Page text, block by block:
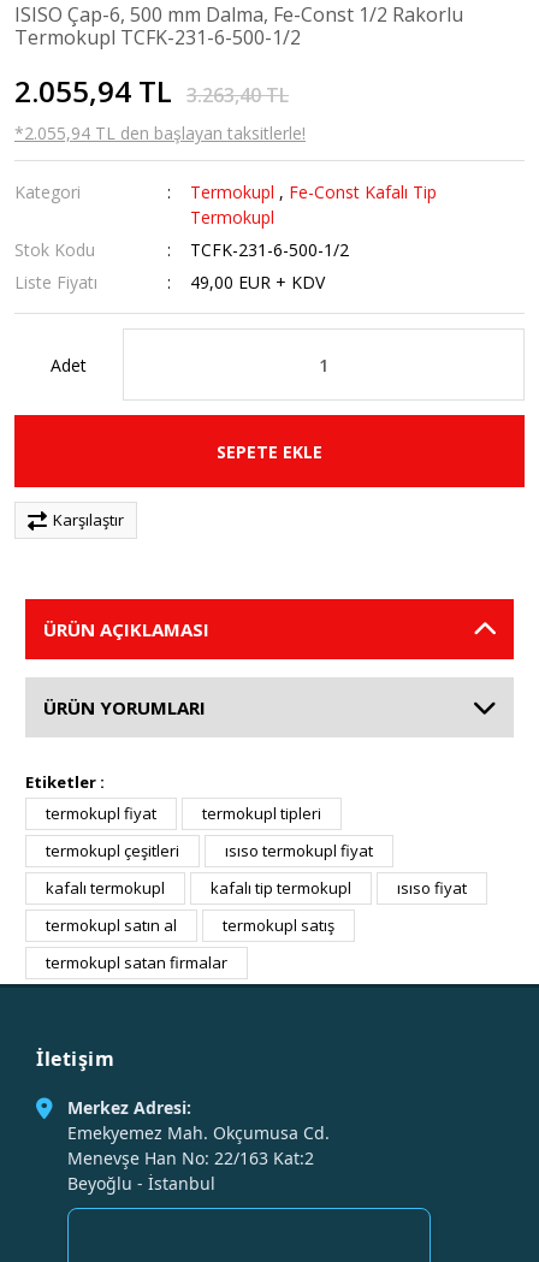
ISISO Çap-6, 500 mm Dalma, Fe-Const 1/2 Rakorlu
Termokupl TCFK-231-6-500-1/2
2.055,94 TL 3.263,40 TL
*2.055,94 TL den başlayan taksitlerle!
Kategori Termokupl , Fe-Const Kafalı Tip
Termokupl
Stok Kodu
TCFK-231-6-500-1/2
Liste Fiyatı
49,00 EUR + KDV
Adet
SEPETE EKLE
Karşılaştır
ÜRÜN AÇIKLAMASI
ÜRÜN YORUMLARI
Etiketler :
termokupl fiyat
termokupl tipleri
termokupl çeşitleri
ısıso termokupl fiyat
kafalı termokupl
kafalı tip termokupl
ısıso fiyat
termokupl satın al
termokupl satış
termokupl satan firmalar
İletişim
Merkez Adresi:
Emekyemez Mah. Okçumusa Cd.
Menevşe Han No: 22/163 Kat:2
Beyoğlu - İstanbul